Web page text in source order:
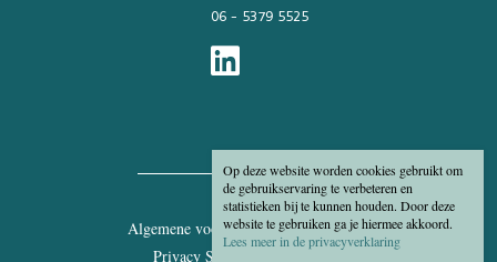
Op deze website worden cookies gebruikt om
de gebruikservaring te verbeteren en
statistieken bij te kunnen houden. Door deze
website te gebruiken ga je hiermee akkoord.
Lees meer in de privacyverklaring
06 - 5379 5525
Algemene voorwaarden
Disclaimer
Privacy Statement
Cookies